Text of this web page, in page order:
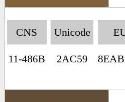
CNS
11-486B
Unicode
2AC59